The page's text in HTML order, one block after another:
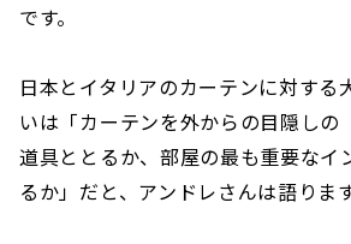
です。
日本とイタリアのカーテンに対する
いは「カーテンを外からの目隠しの
道具ととるか、部屋の最も重要なイ
るか」だと、アンドレさんは語ります